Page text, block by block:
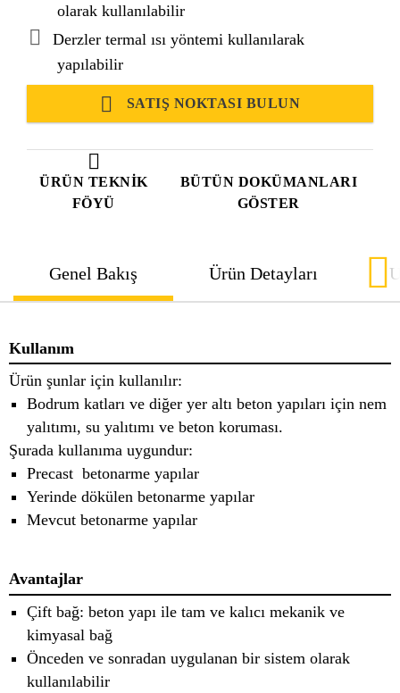
ÜRÜN TEKNIK
FÖYÜ
BÜTÜN DOKÜMANLARI
GÖSTER
olarak kullanılabilir
Derzler termal ısı yöntemi kullanılarak
yapılabilir
SATIŞ NOKTASI BULUN
Genel Bakış Ürün Detayları
Kullanım
Ürün şunlar için kullanılır:
Bodrum katları ve diğer yer altı beton yapıları için nem
yalıtımı, su yalıtımı ve beton koruması.
Şurada kullanıma uygundur:
Precast betonarme yapılar
Yerinde dökülen betonarme yapılar
Mevcut betonarme yapılar
Avantajlar
Çift bağ: beton yapı ile tam ve kalıcı mekanik ve
kimyasal bağ
Önceden ve sonradan uygulanan bir sistem olarak
kullanılabilir